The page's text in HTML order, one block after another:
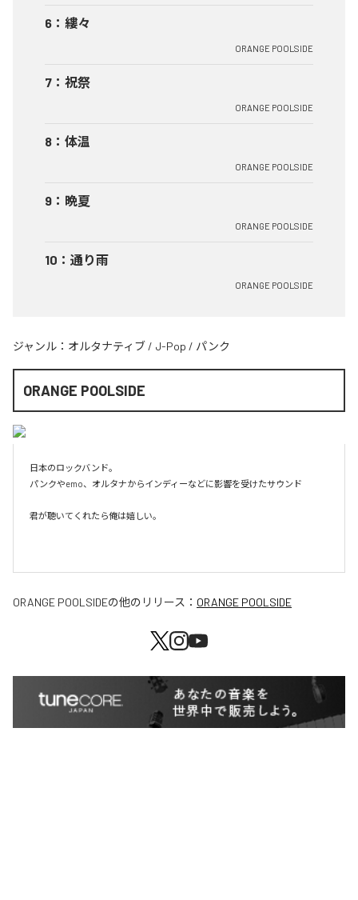
6 ： 縷々
ORANGE POOLSIDE
7 ： 祝祭
ORANGE POOLSIDE
8 ： 体温
ORANGE POOLSIDE
9 ： 晩夏
ORANGE POOLSIDE
10 ： 通り雨
ORANGE POOLSIDE
ジャンル： オルタナティブ / J-Pop / パンク
ORANGE POOLSIDE
日本のロックバンド。
パンクやemo、オルタナからインディーなどに影響を受けたサウンド
君が聴いてくれたら俺は嬉しい。
ORANGE POOLSIDEの他のリリース： ORANGE POOLSIDE